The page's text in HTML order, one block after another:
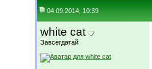
04.09.2014, 10:39
white cat
Завсегдатай